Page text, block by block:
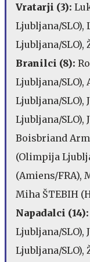
Vratarji (3):
Ljubljana/SLO),
Ljubljana/SLO),
Branilci (8):
Ljubljana/SLO),
Ljubljana/SLO),
Ljubljana/SLO),
Boisbriand
(Olimpija
(Amiens/FRA),
Miha ŠTEBIH
Napadalci (14):
Ljubljana/SLO),
Ljubljana/SLO),